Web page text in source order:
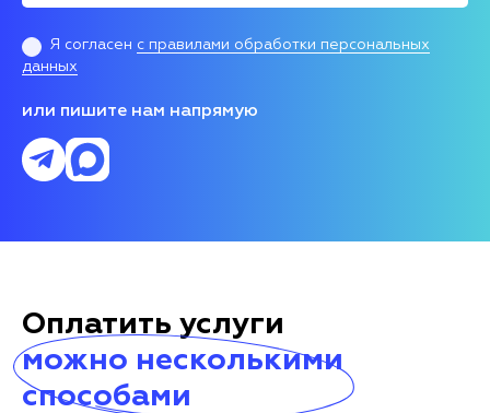
Я согласен с правилами обработки персональных
данных
или пишите нам напрямую
Оплатить услуги
можно несколькими
способами